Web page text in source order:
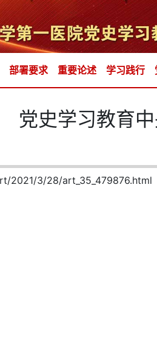
部署要求 重要论述 学习践行
党史学习教育
2021/3/28/art_35_479876.html